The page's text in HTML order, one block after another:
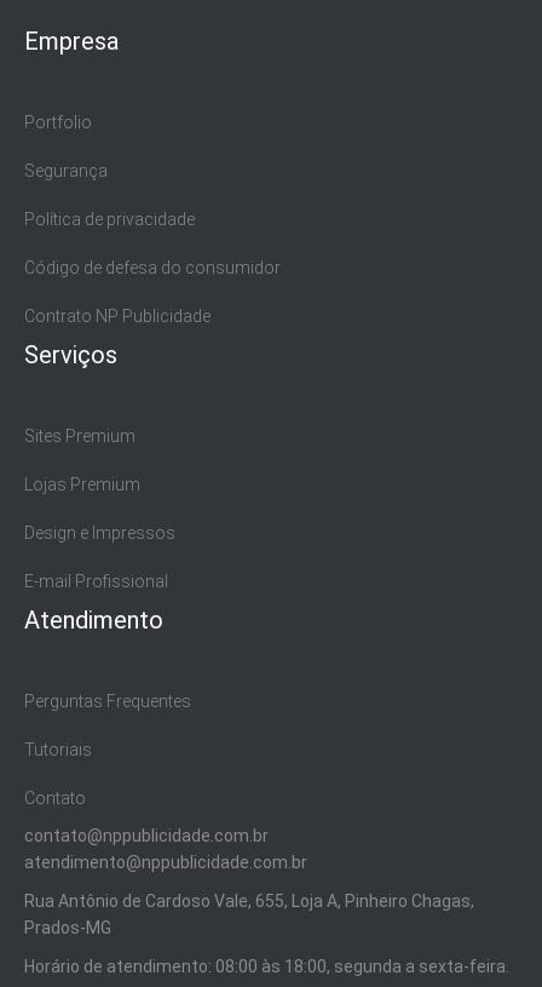
Empresa
Portfolio
Segurança
Política de privacidade
Código de defesa do consumidor
Contrato NP Publicidade
Serviços
Sites Premium
Lojas Premium
Design e Impressos
E-mail Profissional
Atendimento
Perguntas Frequentes
Tutoriais
Contato
contato@nppublicidade.com.br
atendimento@nppublicidade.com.br
Rua Antônio de Cardoso Vale, 655, Loja A, Pinheiro Chagas,
Prados-MG
Horário de atendimento: 08:00 às 18:00, segunda a sexta-feira.